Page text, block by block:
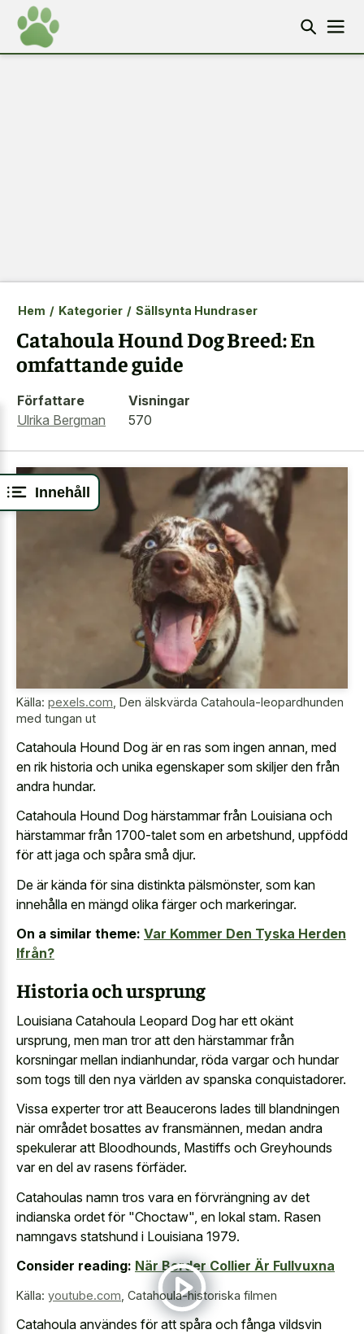
Innehåll
Hem / Kategorier / Sällsynta Hundraser
Catahoula Hound Dog Breed: En
omfattande guide
Författare
Ulrika Bergman
Visningar
570
Källa: pexels.com Den älskvärda Catahoula-leopardhunden
med tungan ut
Catahoula Hound Dog är en ras som ingen annan, med
en rik historia och unika egenskapersom skiljer den från
andra hundar.
Catahoula Hound Dog härstammar från Louisiana och
härstammar från 1700-talet som en arbetshund, uppfödd
för att jaga och spåra små djur.
De är kända för sina distinkta pälsmönster, som kan
innehålla en mängd olika färger och markeringar.
On a similar theme: Var Kommer Den Tyska Herden
Ifrån?
Historia och ursprung
Louisiana Catahoula Leopard Dog har ett okänt
ursprung, men man tror att den härstammar från
korsningar mellan indianhundar, röda vargar och hundar
som togs till den nya världen av spanska conquistadorer.
Vissa experter tror att Beaucerons lades till blandningen
när området bosattes av fransmännen, medan andra
spekulerar att Bloodhounds, Mastiffs och Greyhounds
var en del av rasens förfäder.
Catahoulas namn tros vara en förvrängning av det
indianska ordet för "Choctaw", en lokal stam. Rasen
namngavs statshund i Louisiana 1979.
Consider reading: När Border Collier Är Fullvuxna
Källa: youtube.com Catahoula-historiska filmen
Catahoula användes för att spåra och fånga vildsvin